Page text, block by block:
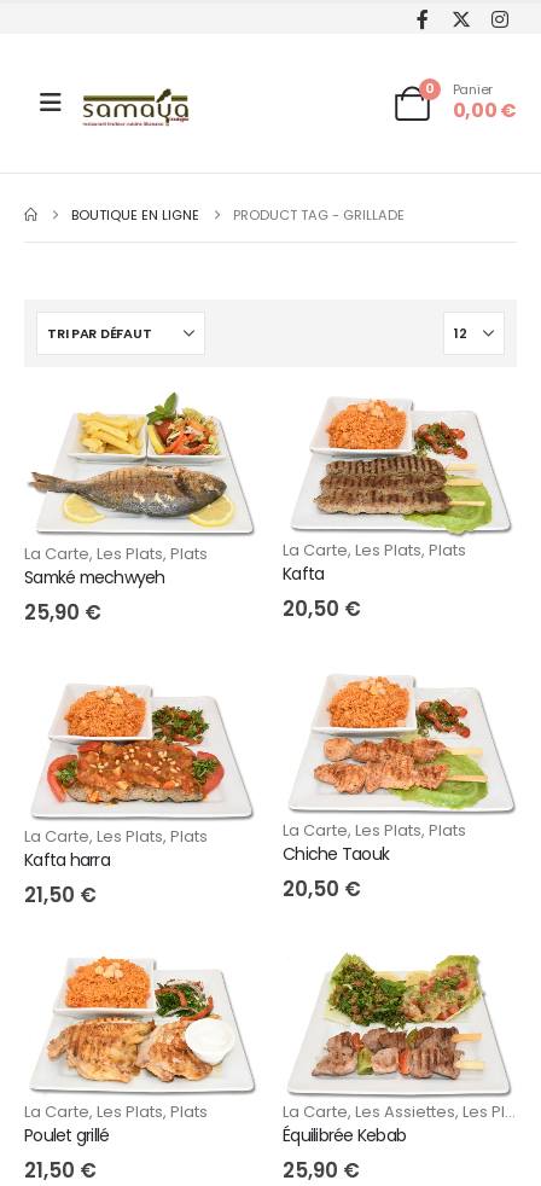
0 Panier
0,00€
BOUTIQUE EN LIGNE PRODUCT TAG - GRILLADE
La Carte, Les Plats, Plats
Samké mechwyeh
25,90 €
La Carte, Les Plats, Plats
Kafta
20,50 €
La Carte, Les Plats, Plats
Kafta harra
21,50 €
La Carte, Les Plats, Plats
Chiche Taouk
20,50 €
La Carte, Les Plats, Plats
Poulet grillé
21,50 €
La Carte, Les Assiettes, Les Plats
Équilibrée Kebab
25,90 €